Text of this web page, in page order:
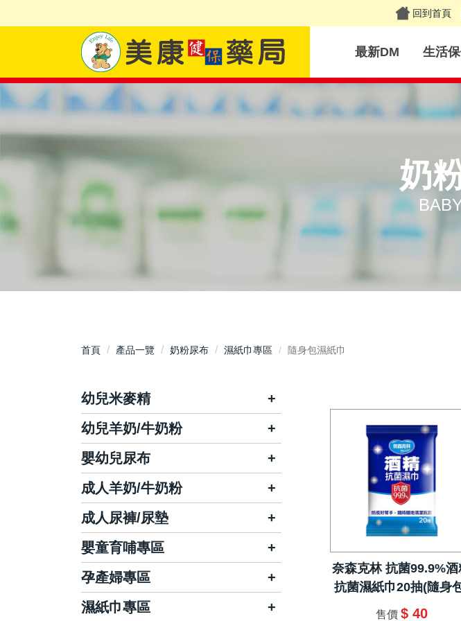
回到首頁
最新DM 生活
奶
首頁 產品一覽 奶粉尿布 濕紙巾專區 隨身包濕紙巾
奈森克林 抗菌99.9%酒
抗菌濕紙巾20抽(隨身
售價 $ 40
幼兒米麥精
佑爾康貝親
桂格
幼兒羊奶/牛奶粉
富哺/哺智
兒童補體素
安琪兒
美強生
惠氏S26
豐力富
雪印
明治
嬰幼兒尿布
麗貝樂
妙而舒
金貝貝
滿意寶寶
活潑寶寶
王子nepia
小淘氣
成人羊奶/牛奶粉
哺智
百仕可
雀巢
倍速
桂格
成人尿褲/尿墊
利護樂
包大人
添寧
嬰童育哺專區
奶瓶/奶嘴/相關配件
嬰童保養/防曬
孕產婦專區
待產用品/保養品
濕紙巾專區